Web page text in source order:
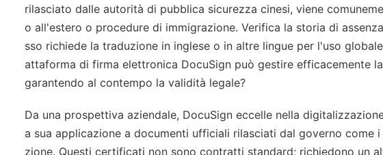
rilasciato dalle autorità di pubblica sicurezza cinesi, viene
o all'estero o procedure di immigrazione. Verifica la storia di
sso richiede la traduzione in inglese o in altre lingue per l'uso
attaforma di firma elettronica DocuSign può gestire efficacemente
garantendo al contempo la validità legale?
Da una prospettiva aziendale, DocuSign eccelle nella
a sua applicazione a documenti ufficiali rilasciati dal governo come
zione. Questi certificati non sono contratti standard; richiedono un